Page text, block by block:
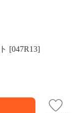
[047R13]